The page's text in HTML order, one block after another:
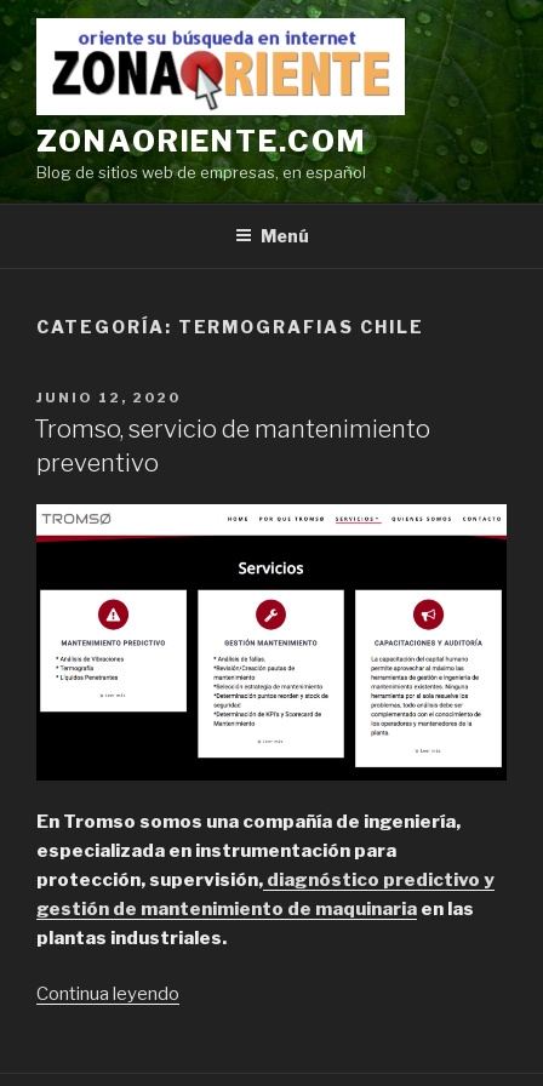
Ir
contenido
ZONAORIENTE.COM
Blog de sitios web de empresas, en español
Menú
CATEGORÍA: TERMOGRAFIAS CHILE
POSTED
ON
JUNIO 12, 2020
Tromso, servicio de mantenimiento
preventivo
En Tromso somos una compañía de ingeniería,
especializada en instrumentación para
protección, supervisión, diagnóstico predictivo y
gestión de mantenimiento de maquinaria en las
plantas industriales.
Continua leyendo